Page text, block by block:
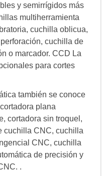
y semirrígidos más
multiherramienta
cuchilla oblicua,
cuchilla de
o marcador. CCD La
para cortes
también se conoce
plana
cortadora sin troquel,
cuchilla CNC, cuchilla
CNC, cuchilla
de precisión y
.